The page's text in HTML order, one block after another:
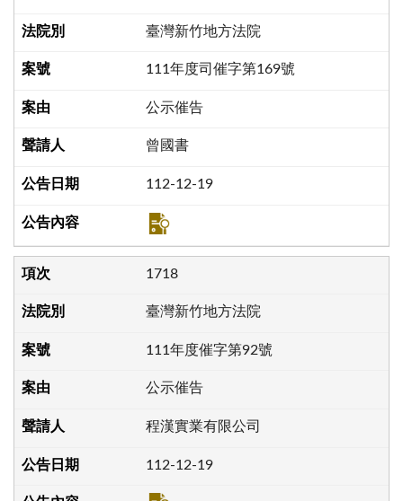
臺灣新竹地方法院
111年度司催字第169號
公示催告
曾國書
112-12-19
1718
臺灣新竹地方法院
111年度催字第92號
公示催告
程漢實業有限公司
112-12-19